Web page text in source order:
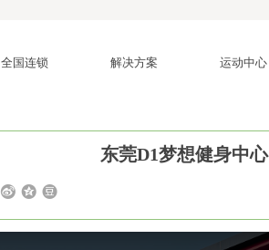
全国连锁 解决方案 运动中心
东莞D1梦想健身中心